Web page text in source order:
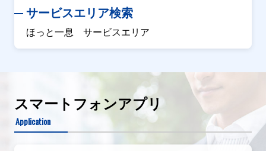
サービスエリア検索
ほっと一息 サービスエリア
スマートフォンアプリ
Application